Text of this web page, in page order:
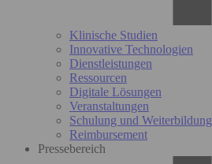
Klinische Studien
Innovative Technologien
Dienstleistungen
Ressourcen
Digitale Lösungen
Veranstaltungen
Schulung und Weiterbildung
Reimbursement
Pressebereich